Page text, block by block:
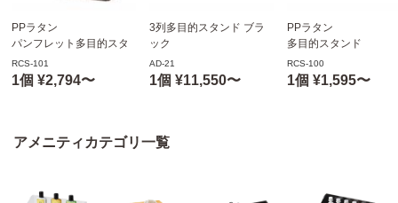
PPラタン
パンフレット多目的スタ
ンド
W235×D100×H235mm
RCS-101
RCS-101
1個 ¥2,794〜
3列多目的スタンド ブラ
ック
W240×D120×H160mm
AD-21 えいむ(Aim)
AD-21
1個 ¥11,550〜
PPラタン
多目的スタンド
ワインスタンド
RCS-100
RCS-100
1個 ¥1,595〜
アメニティカテゴリ一覧